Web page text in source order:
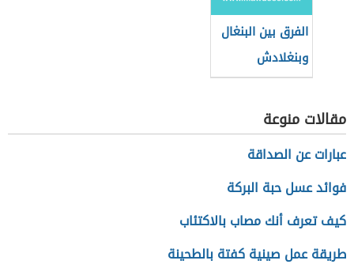
الفرق بين البنغال
وبنغلادش
مقالات منوعة
عبارات عن الصداقة
فوائد عسل حبة البركة
كيف تعرف أنك مصاب بالاكتئاب
طريقة عمل صينية كفتة بالطحينة